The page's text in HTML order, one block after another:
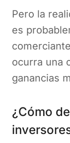
Pero la
es
ocurra una
ganancias
¿Cómo